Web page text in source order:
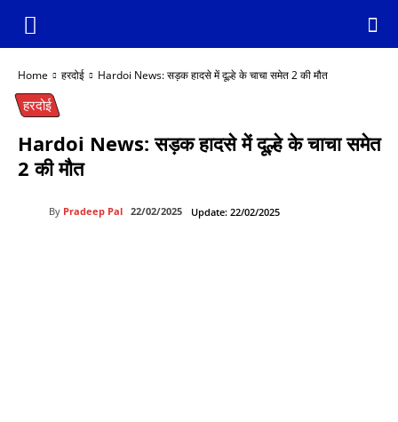
Home हरदोई Hardoi News: सड़क हादसे में दूल्हे के चाचा समेत 2 की मौत
हरदोई
Hardoi News: सड़क हादसे में दूल्हे के चाचा समेत
2 की मौत
By Pradeep Pal 22/02/2025 Update: 22/02/2025